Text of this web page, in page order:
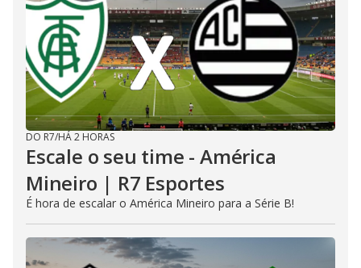
DO R7/HÁ 2 HORAS
Escale o seu time - América
Mineiro | R7 Esportes
É hora de escalar o América Mineiro para a Série B!